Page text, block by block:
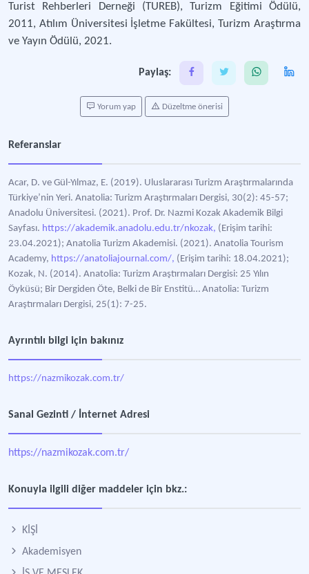
Turist Rehberleri Derneği (TUREB), Turizm Eğitimi Ödülü,
2011, Atılım Üniversitesi İşletme Fakültesi, Turizm Araştırma
ve Yayın Ödülü, 2021.
Paylaş:
Yorum yap Düzeltme önerisi
Referanslar
Acar, D. ve Gül-Yılmaz, E. (2019). Uluslararası Turizm Araştırmalarında
Türkiye’nin Yeri. Anatolia: Turizm Araştırmaları Dergisi, 30(2): 45-57;
Anadolu Üniversitesi. (2021). Prof. Dr. Nazmi Kozak Akademik Bilgi
Sayfası. https://akademik.anadolu.edu.tr/nkozak, (Erişim tarihi:
23.04.2021); Anatolia Turizm Akademisi. (2021). Anatolia Tourism
Academy, https://anatoliajournal.com/, (Erişim tarihi: 18.04.2021);
Kozak, N. (2014). Anatolia: Turizm Araştırmaları Dergisi: 25 Yılın
Öyküsü; Bir Dergiden Öte, Belki de Bir Enstitü… Anatolia: Turizm
Araştırmaları Dergisi, 25(1): 7-25.
Ayrıntılı bilgi için bakınız
https://nazmikozak.com.tr/
Sanal Gezinti / İnternet Adresi
https://nazmikozak.com.tr/
Konuyla ilgili diğer maddeler için bkz.:
KİŞİ
Akademisyen